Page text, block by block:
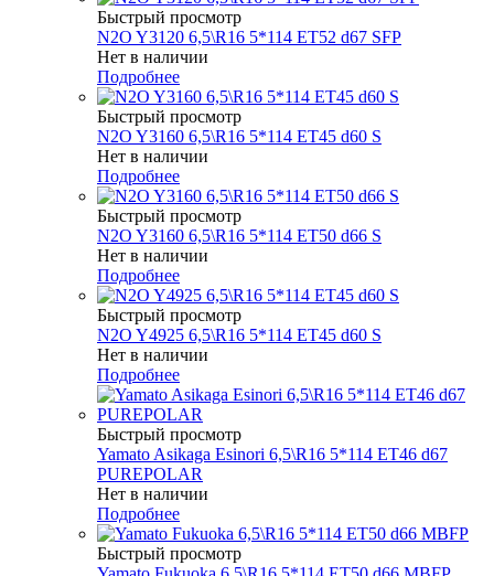
Быстрый просмотр
N2O Y3120 6,5\R16 5*114 ET52 d67 SFP
Нет в наличии
Подробнее
Быстрый просмотр
N2O Y3160 6,5\R16 5*114 ET45 d60 S
Нет в наличии
Подробнее
Быстрый просмотр
N2O Y3160 6,5\R16 5*114 ET50 d66 S
Нет в наличии
Подробнее
Быстрый просмотр
N2O Y4925 6,5\R16 5*114 ET45 d60 S
Нет в наличии
Подробнее
Быстрый просмотр
Yamato Asikaga Esinori 6,5\R16 5*114 ET46 d67
PUREPOLAR
Нет в наличии
Подробнее
Быстрый просмотр